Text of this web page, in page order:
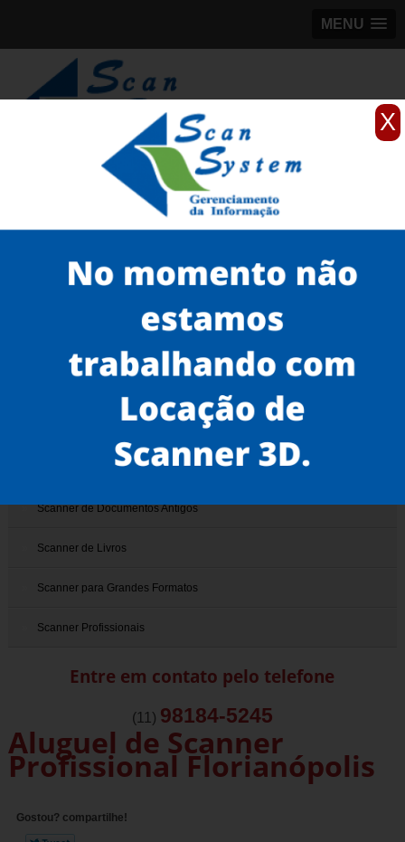
X
MENU
98184-5245
Scanner profissionais
scanner profissional brother
aluguel de scanner profissional Florianópolis
Serviços
Scanner de Documentos
Scanner de Documentos Antigos
Scanner de Livros
Scanner para Grandes Formatos
Scanner Profissionais
Entre em contato pelo telefone
(11) 98184-5245
Aluguel de Scanner
Profissional Florianópolis
Gostou? compartilhe!